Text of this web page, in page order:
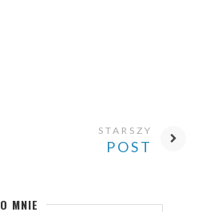
STARSZY
POST
O MNIE